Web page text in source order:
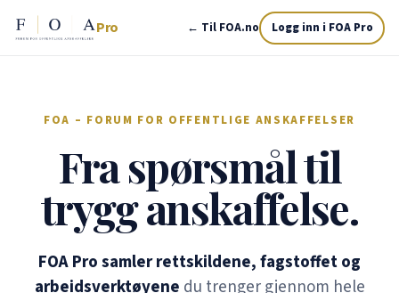
Pro ← Til FOA.no Logg inn i FOA Pro
FOA – FORUM FOR OFFENTLIGE ANSKAFFELSER
Fra spørsmål til
trygg anskaffelse.
FOA Pro samler rettskildene, fagstoffet og
arbeidsverktøyene du trenger gjennom hele